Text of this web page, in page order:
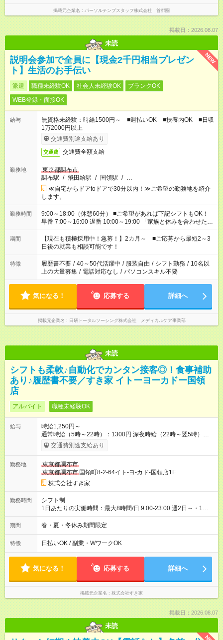
掲載元企業名 パーソルテンプスタッフ株式会社 首都圏
掲載日：2026.08.07
未読
NEW
説明会参加で全員に【現金2千円相当プレゼン
ト】生活のお手伝い
派遣 職種未経験OK 社会人未経験OK
ブランクOK
WEB登録・面接OK
給与
無資格未経験：時給1500円～ ■週払いOK ■扶養内OK ■日収
1万2000円以上
交通費別途支給あり
交通費 交通費全額支給
勤務地
東京都調布市
調布駅 / 飛田給駅 / 国領駅 / …
≪自宅からドアtoドアで30分以内！≫ご希望の勤務地を紹介
します。
勤務時間
9:00～18:00（休憩60分） ■ご希望があれば下記シフトもOK！
早番 7:00～16:00 遅番 10:00～19:00 「家族と休みを合わせた
い」 「余裕を持って夕飯の準備がしたい」 「できれば残業はし
たくない」 など、ご希望を教えてくださいね。 ※Wワーク希望
の方へ 今ご覧のお仕事で希望する勤務時間と、もう1つのお仕事
の勤務時間。 合計で週40時間を超える場合は応募できません。
期間
【現在も積極採用中！急募！】2カ月～ ■ご応募から最短2～3
日後の就業も相談可能です！
特徴 履歴書不要 / 40～50代活躍中 / 服装自由 / シフト勤務 / 10名以
上の大量募集 / 電話対応なし / パソコンスキル不要
気になる！ 応募する 詳細へ
掲載元企業名 日研トータルソーシング株式会社 メディカルケア事業部
未読
シフトも柔軟♪自動化でカンタン接客◎！食事補助
あり♪履歴書不要／すき家 イトーヨーカドー国領
店
アルバイト 職種未経験OK
給与
時給1,250円～
通常時給（5時～22時）：1300円 深夜時給（22時～翌5時）：
1625円 高校生時給：1250円 【試用期間】試用期間あり 試用期
間の長さ：1ヶ月 雇用形態、給与は本採用時と同じです。 試用
月とさせていただきます。 研修制度あり：15時間(研修中も同時
給）
交通費別途支給あり
勤務地
東京都調布市
東京都調布市 国領町8-2-64イト-ヨ-カド-国領店1F
株式会社すき家
勤務時間
シフト制
1日あたりの実働時間：最大8時間/日 9:00-23:00 週2日～・1日
2h～OK◎ 基本は固定シフトですが、学校の試験や家庭の都合な
どイレギュラーにはもちろん対応します。 その際はお気軽にご
期間 春・夏・冬休み期間限定
特徴 日払いOK / 副業・WワークOK
気になる！ 応募する 詳細へ
掲載元企業名 株式会社すき家
掲載日：2026.08.07
未読